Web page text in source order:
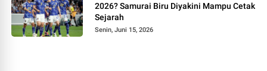
2026? Samurai Biru Diyakini Mampu Cetak
Sejarah
Senin, Juni 15, 2026